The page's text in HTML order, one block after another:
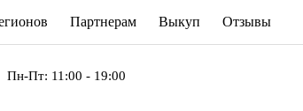
Партнерам Выкуп Отзывы
Пн-Пт: 11:00 - 19:00